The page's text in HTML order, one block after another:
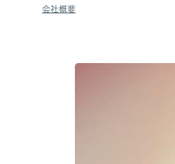
会社概要